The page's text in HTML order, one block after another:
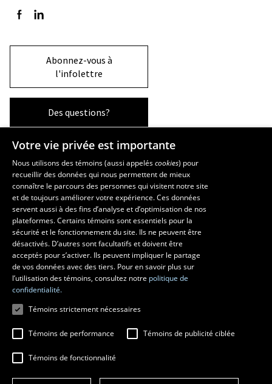
Suivez-nous sur Facebook
Suivez-nous sur LinkedIn
Abonnez-vous à
l'infolettre
Des questions?
La Faculté et ses écoles
Faculté d’aménagement, d’architecture, d’art et de design
École d’art
École supérieure d’aménagement du territoire et de développement
régional
École d’architecture
École de design
© 2026 Université Laval Tous droits réservés
Votre vie privée est importante
Nous utilisons des témoins (aussi appeléscookies) pour
recueillir des données qui nous permettent de mieux
connaître le parcours des personnes qui visitent notre site
et de toujours améliorer votre expérience. Ces données
servent aussi à des fins d’analyse et d’optimisation de nos
plateformes. Certains témoins sont essentiels pour la
sécurité et le fonctionnement du site. Ils ne peuvent être
désactivés. D’autres sont facultatifs et doivent être
acceptés pour s’activer. Ils peuvent impliquer le partage
de vos données avec des tiers. Pour en savoir plus sur
l’utilisation des témoins, consultez notre politique de
confidentialité.
Témoins strictement nécessaires
Témoins de performance Témoins de publicité ciblée
Témoins de fonctionnalité